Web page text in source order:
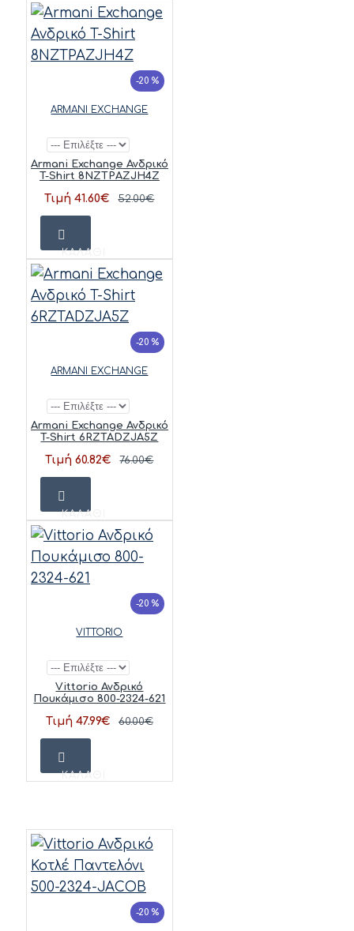
-20 %
ARMANI EXCHANGE
Armani Exchange Ανδρικό
T-Shirt 8NZTPAZJH4Z
Τιμή 41.60€ 52.00€
ΚΑΛΆΘΙ
-20 %
ARMANI EXCHANGE
Armani Exchange Ανδρικό
T-Shirt 6RZTADZJA5Z
Τιμή 60.82€ 76.00€
ΚΑΛΆΘΙ
-20 %
VITTORIO
Vittorio Ανδρικό
Πουκάμισο 800-2324-621
Τιμή 47.99€ 60.00€
ΚΑΛΆΘΙ
-20 %